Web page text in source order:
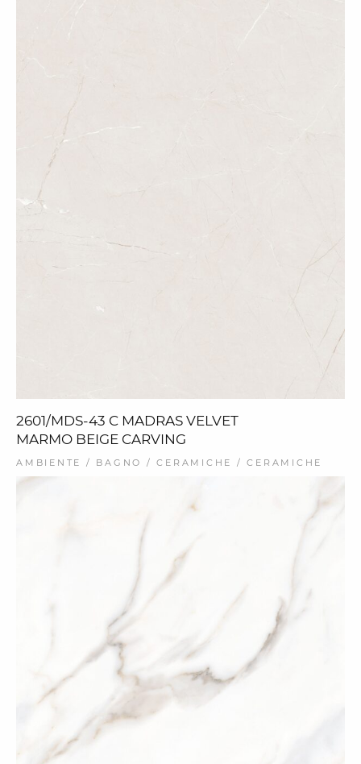
2601/MDS-43 C MADRAS VELVET
MARMO BEIGE CARVING
AMBIENTE / BAGNO / CERAMICHE / CERAMICHE